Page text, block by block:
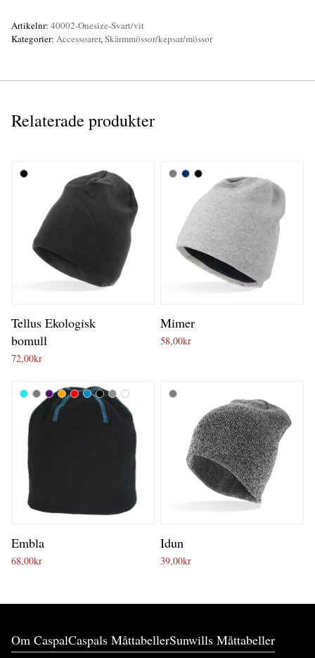
Artikelnr: 40002-Onesize-Svart/vit
Kategorier: Accessoarer,Skärmmössor/kepsar/mössor
Relaterade produkter
Tellus Ekologisk
bomull
72,00kr
Mimer
58,00kr
Embla
68,00kr
Idun
39,00kr
Om CaspalCaspals MåttabellerSunwills Måttabeller